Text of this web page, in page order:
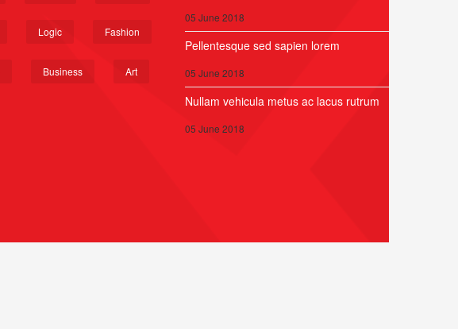
Logic Fashion
Business Art
05 June 2018
Pellentesque sed sapien lorem
05 June 2018
Nullam vehicula metus ac lacus rutrum
05 June 2018